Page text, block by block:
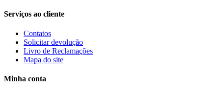
Serviços ao cliente
Contatos
Solicitar devolução
Livro de Reclamações
Mapa do site
Minha conta